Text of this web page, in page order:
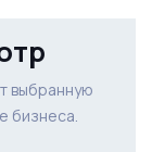
выбранную
бизнеса.